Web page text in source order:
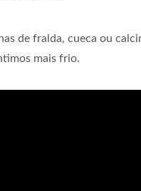
de fralda, cueca ou
mais frio.